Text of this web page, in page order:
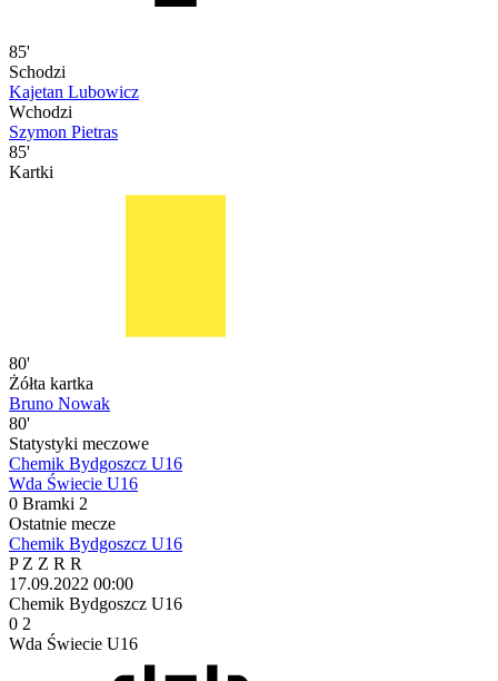
85'
Schodzi
Kajetan Lubowicz
Wchodzi
Szymon Pietras
85'
Kartki
80'
Żółta kartka
Bruno Nowak
80'
Statystyki meczowe
Chemik Bydgoszcz U16
Wda Świecie U16
0 Bramki 2
Ostatnie mecze
Chemik Bydgoszcz U16
PZ Z R R
17.09.2022 00:00
Chemik Bydgoszcz U16
0 2
Wda Świecie U16